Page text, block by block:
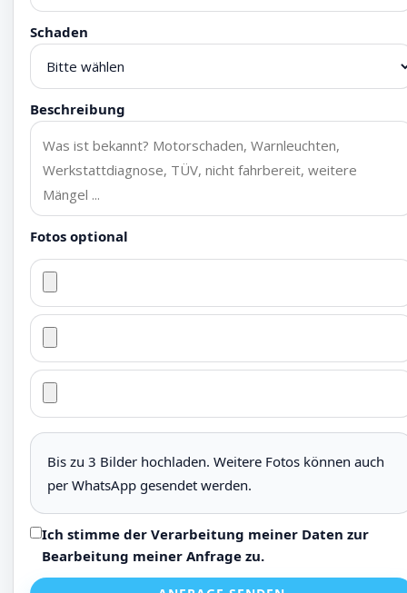
Schaden
Beschreibung
Fotos optional
Bis zu 3 Bilder hochladen. Weitere Fotos können auch
per WhatsApp gesendet werden.
Ich stimme der Verarbeitung meiner Daten zur
Bearbeitung meiner Anfrage zu.